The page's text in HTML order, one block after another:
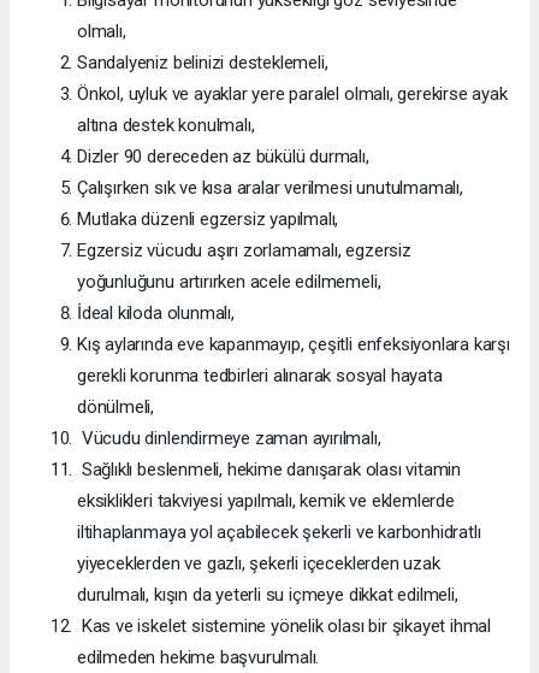
olmalı,
Sandalyeniz belinizi desteklemeli,
Önkol, uyluk ve ayaklar yere paralel olmalı, gerekirse ayak
altına destek konulmalı,
Dizler 90 dereceden az bükülü durmalı,
Çalışırken sık ve kısa aralar verilmesi unutulmamalı,
Mutlaka düzenli egzersiz yapılmalı,
Egzersiz vücudu aşırı zorlamamalı, egzersiz
yoğunluğunu artırırken acele edilmemeli,
İdeal kiloda olunmalı,
Kış aylarında eve kapanmayıp, çeşitli enfeksiyonlara karşı
gerekli korunma tedbirleri alınarak sosyal hayata
dönülmeli,
Vücudu dinlendirmeye zaman ayırılmalı,
Sağlıklı beslenmeli, hekime danışarak olası vitamin
eksiklikleri takviyesi yapılmalı, kemik ve eklemlerde
iltihaplanmaya yol açabilecek şekerli ve karbonhidratlı
yiyeceklerden ve gazlı, şekerli içeceklerden uzak
durulmalı, kışın da yeterli su içmeye dikkat edilmeli,
Kas ve iskelet sistemine yönelik olası bir şikayet ihmal
edilmeden hekime başvurulmalı.